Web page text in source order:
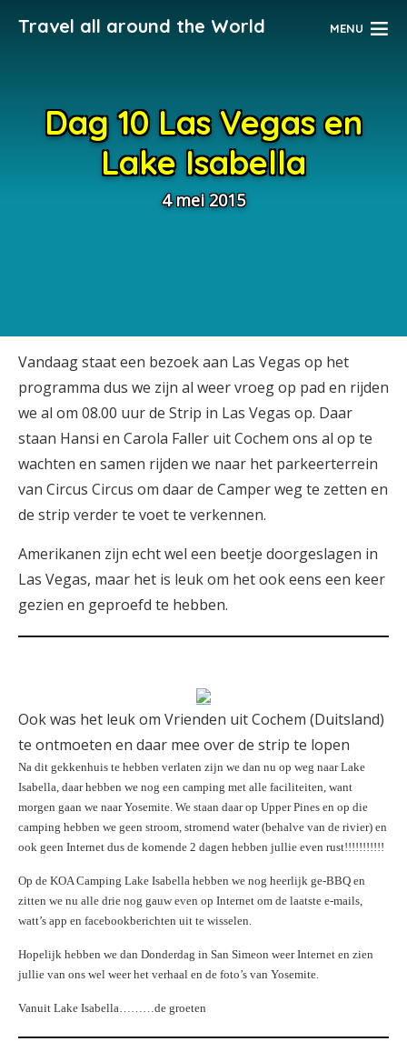
Travel all around the World MENU
Dag 10 Las Vegas en
Lake Isabella
4 mei 2015
Vandaag staat een bezoek aan Las Vegas op het
programma dus we zijn al weer vroeg op pad en rijden
we al om 08.00 uur de Strip in Las Vegas op. Daar
staan Hansi en Carola Faller uit Cochem ons al op te
wachten en samen rijden we naar het parkeerterrein
van Circus Circus om daar de Camper weg te zetten en
de strip verder te voet te verkennen.
Amerikanen zijn echt wel een beetje doorgeslagen in
Las Vegas, maar het is leuk om het ook eens een keer
gezien en geproefd te hebben.
Ook was het leuk om Vrienden uit Cochem (Duitsland)
te ontmoeten en daar mee over de strip te lopen
Na dit gekkenhuis te hebben verlaten zijn we dan nu op weg naar Lake
Isabella, daar hebben we nog een camping met alle faciliteiten, want
morgen gaan we naar Yosemite. We staan daar op Upper Pines en op die
camping hebben we geen stroom, stromend water (behalve van de rivier) en
ook geen Internet dus de komende 2 dagen hebben jullie even rust!!!!!!!!!!!
Op de KOA Camping Lake Isabella hebben we nog heerlijk ge-BBQ en
zitten we nu alle drie nog gauw even op Internet om de laatste e-mails,
watt’s app en facebookberichten uit te wisselen.
Hopelijk hebben we dan Donderdag in San Simeon weer Internet en zien
jullie van ons wel weer het verhaal en de foto’s van Yosemite.
Vanuit Lake Isabella………de groeten